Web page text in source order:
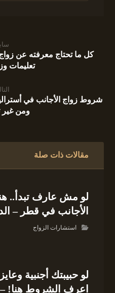
كل ما تحتاج معرفته عن
تعليمات
شروط زواج الأجانب في
ومن غير
مقالات ذات صلة
لو مش عارف تبدأ..
الأجانب في قطر –
استشارات الزواج
لو حبيبتك أجنبية
اعرف الشروط هنا! –